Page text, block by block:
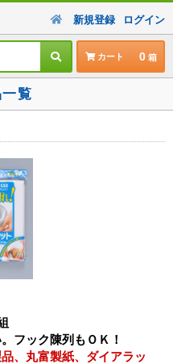
新規登録 ログイン
カート 0
覧
フック陳列もＯＫ！
、丸富製紙、ダイアラッ